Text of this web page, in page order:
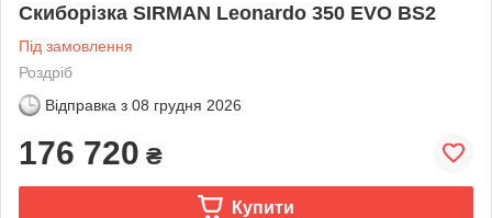
Скиборізка SIRMAN Leonardo 350 EVO BS2
Під замовлення
Роздріб
Відправка з 08 грудня 2026
176 720 ₴
Купити